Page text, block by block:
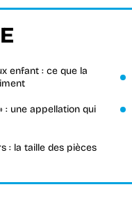
enfant : ce que la
: une appellation qui
: la taille des pièces